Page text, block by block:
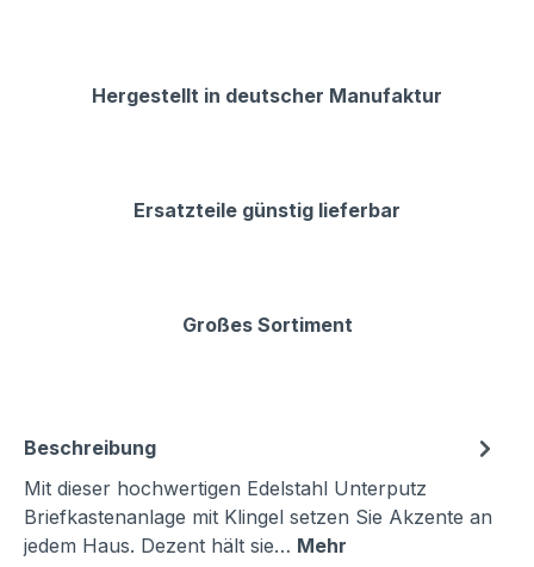
Hergestellt in deutscher Manufaktur
Ersatzteile günstig lieferbar
Großes Sortiment
Beschreibung
Mit dieser hochwertigen Edelstahl Unterputz
Briefkastenanlage mit Klingel setzen Sie Akzente an
jedem Haus. Dezent hält sie… Mehr